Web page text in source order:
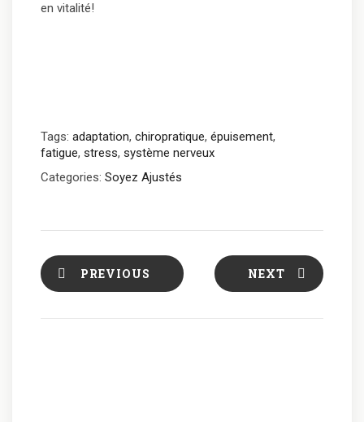
en vitalité!
Tags: adaptation, chiropratique, épuisement,
fatigue, stress, système nerveux
Categories: Soyez Ajustés
PREVIOUS NEXT